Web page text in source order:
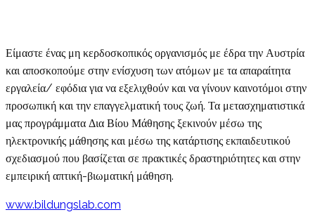
Είμαστε ένας μη κερδοσκοπικός οργανισμός με έδρα την Αυστρία
και αποσκοπούμε στην ενίσχυση των ατόμων με τα απαραίτητα
εργαλεία/ εφόδια για να εξελιχθούν και να γίνουν καινοτόμοι στην
προσωπική και την επαγγελματική τους ζωή. Τα μετασχηματιστικά
μας προγράμματα Δια Βίου Μάθησης ξεκινούν μέσω της
ηλεκτρονικής μάθησης και μέσω της κατάρτισης εκπαιδευτικού
σχεδιασμού που βασίζεται σε πρακτικές δραστηριότητες και στην
εμπειρική απτική-βιωματική μάθηση.
www.bildungslab.com